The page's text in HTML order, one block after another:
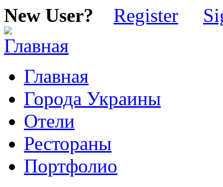
New User? Register
Главная
Города Украины
Отели
Рестораны
Портфолио